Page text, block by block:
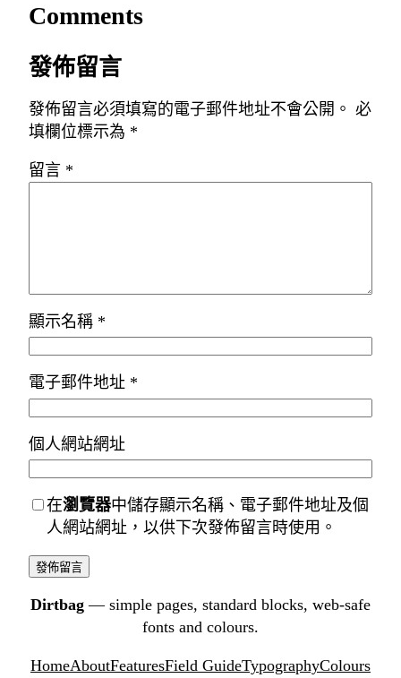
Comments
發佈留言
發佈留言必須填寫的電子郵件地址不會公開。 必
填欄位標示為 *
留言 *
顯示名稱 *
電子郵件地址 *
個人網站網址
在瀏覽器中儲存顯示名稱、電子郵件地址及個
人網站網址，以供下次發佈留言時使用。
Dirtbag — simple pages, standard blocks, web-safe
fonts and colours.
HomeAboutFeaturesField GuideTypographyColours